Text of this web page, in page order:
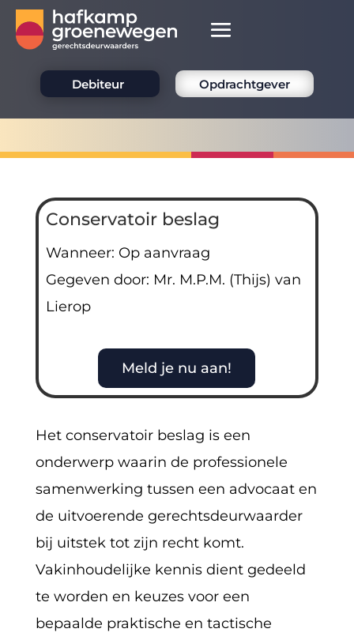
Debiteur Opdrachtgever
Conservatoir beslag
Wanneer: Op aanvraag
Gegeven door: Mr. M.P.M. (Thijs) van
Lierop
Meld je nu aan!
Het conservatoir beslag is een
onderwerp waarin de professionele
samenwerking tussen een advocaat en
de uitvoerende gerechtsdeurwaarder
bij uitstek tot zijn recht komt.
Vakinhoudelijke kennis dient gedeeld
te worden en keuzes voor een
bepaalde praktische en tactische